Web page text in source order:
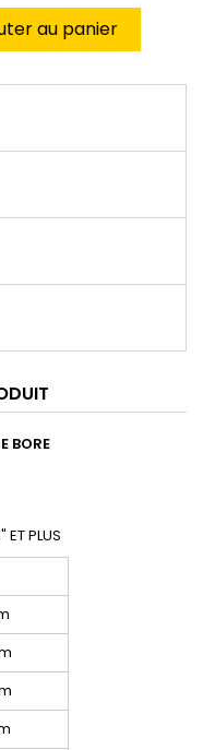
au panier
BORE
ET PLUS